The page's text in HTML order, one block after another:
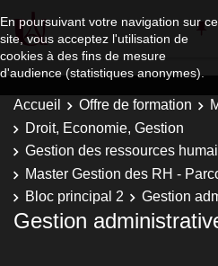
En poursuivant votre navigation sur ce
site, vous acceptez l'utilisation de
cookies à des fins de mesure
d'audience (statistiques anonymes).
Accueil Offre de formation
Droit, Economie, Gestion
Gestion des ressources
Master Gestion des RH -
Bloc principal 2
Gestion
Gestion